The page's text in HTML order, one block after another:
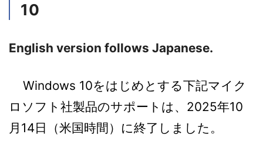
10
English version follows Japanese.
Windows 10をはじめとする下記マイク
ロソフト社製品のサポートは、2025年10
月14日（米国時間）に終了しました。